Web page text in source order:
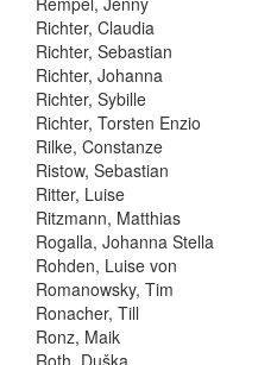
Richter, Claudia
Richter, Sebastian
Richter, Johanna
Richter, Sybille
Richter, Torsten Enzio
Rilke, Constanze
Ristow, Sebastian
Ritter, Luise
Ritzmann, Matthias
Rogalla, Johanna Stella
Rohden, Luise von
Romanowsky, Tim
Ronacher, Till
Ronz, Maik
Roth, Duška